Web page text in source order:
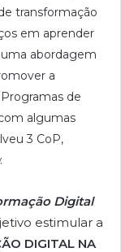
transformação
em aprender
abordagem
a
de
algumas
3 CoP,
:
Digital
estimular a
DIGITAL NA